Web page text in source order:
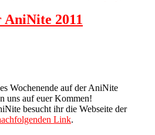
AniNite 2011
Wochenende auf der AniNite
uns auf euer Kommen!
besucht ihr die Webseite der
Link.